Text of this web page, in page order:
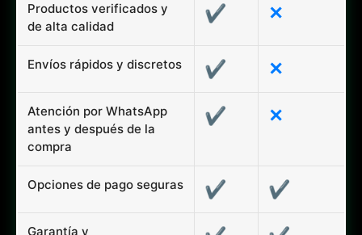
Productos verificados y
de alta calidad
✔ ✕
Envíos rápidos y discretos ✔ ✕
Atención por WhatsApp
antes y después de la
compra
✔ ✕
Opciones de pago seguras ✔ ✔
Garantía y